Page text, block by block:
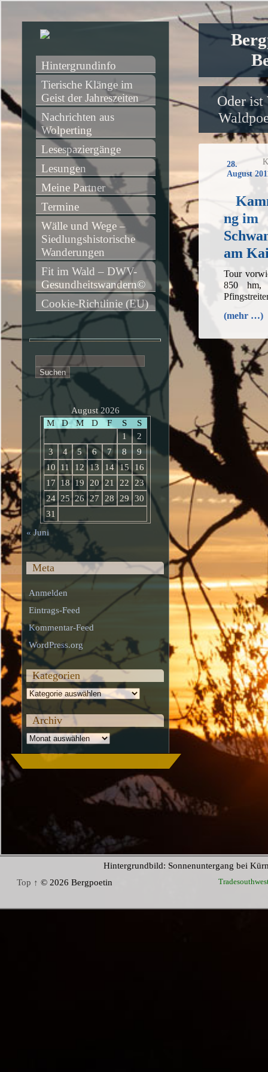
Oder ist
28.
August
ng im
am
Tour
850 hm,
(mehr …)
Hintergrundinfo
Tierische Klänge im
Geist der Jahreszeiten
Nachrichten aus
Wolperting
Lesespaziergänge
Lesungen
Meine Partner
Termine
Wälle und Wege –
Siedlungshistorische
Wanderungen
Fit im Wald – DWV-
Gesundheitswandern©
Cookie-Richtlinie (EU)
nach:
August 2026
M
D M D F S
S
1
2
3
4 5 6 7 8
9
10
11 12 13 14 15
16
17
18 19 20 21 22
23
24 25 26 27 28 29
30
31
« Juni
Meta
Anmelden
Eintrags-Feed
Kommentar-Feed
WordPress.org
Kategorien
Kategorien
Archiv
Archiv
Hintergrundbild: Sonnenuntergang bei
Top ↑ © 2026 Bergpoetin